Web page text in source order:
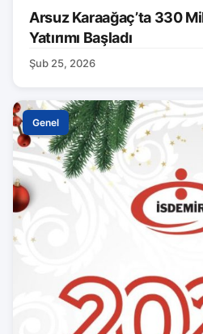
Arsuz Karaağaç’ta 330
Yatırımı Başladı
Şub 25, 2026
Genel